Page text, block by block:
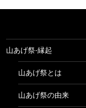
山あげ祭-縁起
山あげ祭とは
山あげ祭の由来